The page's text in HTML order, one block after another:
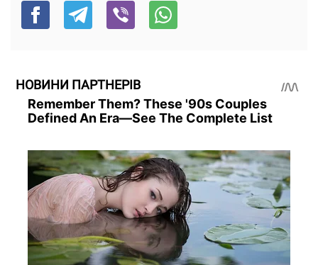
НОВИНИ ПАРТНЕРІВ
Remember Them? These '90s Couples
Defined An Era—See The Complete List